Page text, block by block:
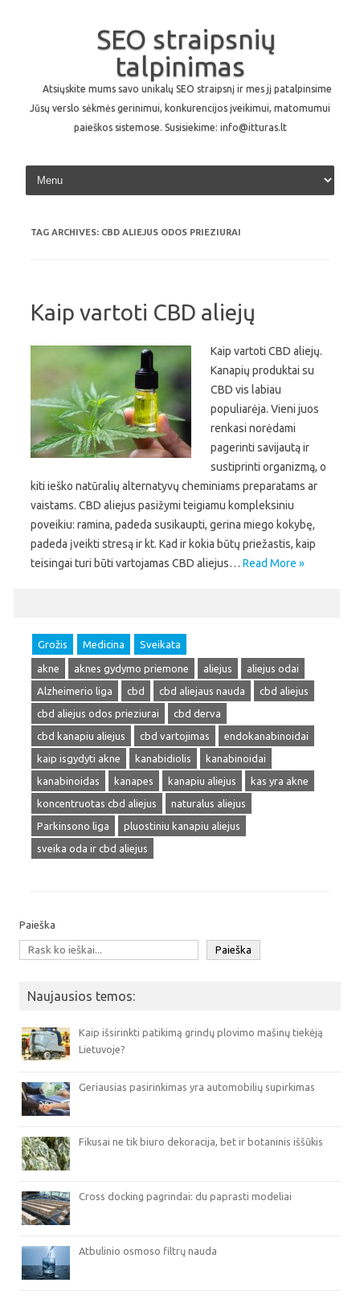
SEO straipsnių
talpinimas
Atsiųskite mums savo unikalų SEO straipsnį ir mes jį patalpinsime
Jūsų verslo sėkmės gerinimui, konkurencijos įveikimui, matomumui
paieškos sistemose. Susisiekime: info@itturas.lt
Skip to content
TAG ARCHIVES: CBD ALIEJUS ODOS PRIEZIURAI
Kaip vartoti CBD aliejų
Kaip vartoti CBD aliejų.
Kanapių produktai su
CBD vis labiau
populiarėja. Vieni juos
renkasi norėdami
pagerinti savijautą ir
sustiprinti organizmą, o
kiti ieško natūralių alternatyvų cheminiams preparatams ar
vaistams. CBD aliejus pasižymi teigiamu kompleksiniu
poveikiu: ramina, padeda susikaupti, gerina miego kokybę,
padeda įveikti stresą ir kt. Kad ir kokia būtų priežastis, kaip
teisingai turi būti vartojamas CBD aliejus… Read More »
Grožis Medicina Sveikata
akne aknes gydymo priemone aliejus
aliejus odai
Alzheimerio liga
cbd cbd aliejaus nauda
cbd aliejus
cbd aliejus odos prieziurai
cbd derva
cbd kanapiu aliejus
cbd vartojimas
endokanabinoidai
kaip isgydyti akne
kanabidiolis
kanabinoidai
kanabinoidas
kanapes kanapiu aliejus
kas yra akne
koncentruotas cbd aliejus
naturalus aliejus
Parkinsono liga
pluostiniu kanapiu aliejus
sveika oda ir cbd aliejus
Paieška
Paieška
Naujausios temos:
Kaip išsirinkti patikimą grindų plovimo mašinų tiekėją
Lietuvoje?
Geriausias pasirinkimas yra automobilių supirkimas
Fikusai ne tik biuro dekoracija, bet ir botaninis iššūkis
Cross docking pagrindai: du paprasti modeliai
Atbulinio osmoso filtrų nauda